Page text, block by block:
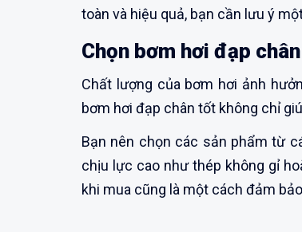
toàn và hiệu quả, bạn cần lưu ý
Chọn bơm hơi đạp
Chất lượng của bơm hơi ảnh
bơm hơi đạp chân tốt không chỉ
Bạn nên chọn các sản phẩm từ
chịu lực cao như thép không gỉ
khi mua cũng là một cách đảm